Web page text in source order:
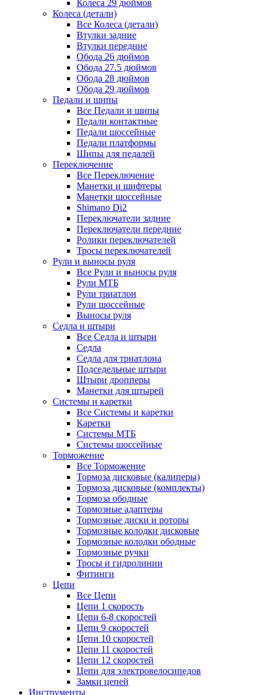
Колеса 29 дюймов
Колеса (детали)
Все Колеса (детали)
Втулки задние
Втулки передние
Обода 26 дюймов
Обода 27.5 дюймов
Обода 28 дюймов
Обода 29 дюймов
Педали и шипы
Все Педали и шипы
Педали контактные
Педали шоссейные
Педали платформы
Шипы для педалей
Переключение
Все Переключение
Манетки и шифтеры
Манетки шоссейные
Shimano Di2
Переключатели задние
Переключатели передние
Ролики переключателей
Тросы переключателей
Рули и выносы руля
Все Рули и выносы руля
Рули МТБ
Рули триатлон
Рули шоссейные
Выносы руля
Седла и штыри
Все Седла и штыри
Седла
Седла для триатлона
Подседельные штыри
Штыри дропперы
Манетки для штырей
Системы и каретки
Все Системы и каретки
Каретки
Системы МТБ
Системы шоссейные
Торможение
Все Торможение
Тормоза дисковые (калиперы)
Тормоза дисковые (комплекты)
Тормоза ободные
Тормозные адаптеры
Тормозные диски и роторы
Тормозные колодки дисковые
Тормозные колодки ободные
Тормозные ручки
Тросы и гидролинии
Фитинги
Цепи
Все Цепи
Цепи 1 скорость
Цепи 6-8 скоростей
Цепи 9 скоростей
Цепи 10 скоростей
Цепи 11 скоростей
Цепи 12 скоростей
Цепи для электровелосипедов
Замки цепей
Инструменты